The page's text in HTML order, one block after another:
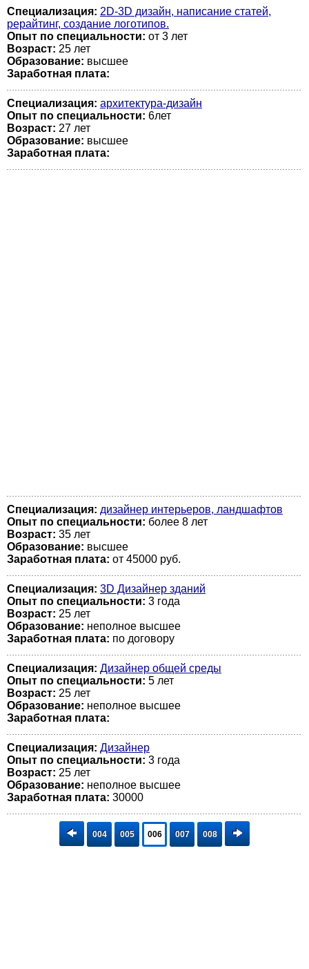
Специализация: 2D-3D дизайн, написание статей,
рерайтинг, создание логотипов.
Опыт по специальности: от 3 лет
Возраст: 25 лет
Образование: высшее
Заработная плата:
Специализация: архитектура-дизайн
Опыт по специальности: 6лет
Возраст: 27 лет
Образование: высшее
Заработная плата:
Специализация: дизайнер интерьеров, ландшафтов
Опыт по специальности: более 8 лет
Возраст: 35 лет
Образование: высшее
Заработная плата: от 45000 руб.
Специализация: 3D Дизайнер зданий
Опыт по специальности: 3 года
Возраст: 25 лет
Образование: неполное высшее
Заработная плата: по договору
Специализация: Дизайнер общей среды
Опыт по специальности: 5 лет
Возраст: 25 лет
Образование: неполное высшее
Заработная плата:
Специализация: Дизайнер
Опыт по специальности: 3 года
Возраст: 25 лет
Образование: неполное высшее
Заработная плата: 30000
004 005 006 007 008